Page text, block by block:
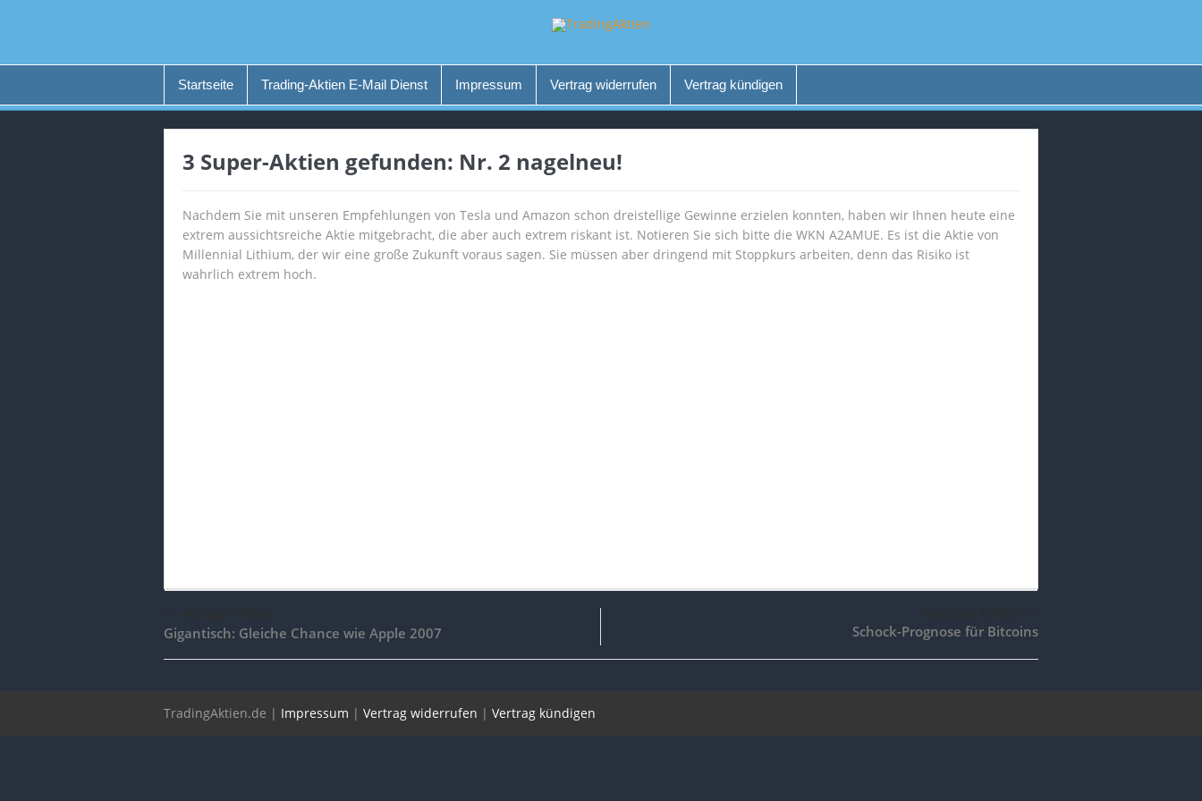
Startseite Trading-Aktien E-Mail Dienst Impressum Vertrag widerrufen Vertrag kündigen
3 Super-Aktien gefunden: Nr. 2 nagelneu!
Nachdem Sie mit unseren Empfehlungen von Tesla und Amazon schon dreistellige Gewinne erzielen konnten, haben wir Ihnen heute eine
extrem aussichtsreiche Aktie mitgebracht, die aber auch extrem riskant ist. Notieren Sie sich bitte die WKN A2AMUE. Es ist die Aktie von
Millennial Lithium, der wir eine große Zukunft voraus sagen. Sie müssen aber dringend mit Stoppkurs arbeiten, denn das Risiko ist
wahrlich extrem hoch.
Gigantisch: Gleiche Chance wie Apple 2007 Schock-Prognose für Bitcoins
TradingAktien.de | Impressum | Vertrag widerrufen | Vertrag kündigen